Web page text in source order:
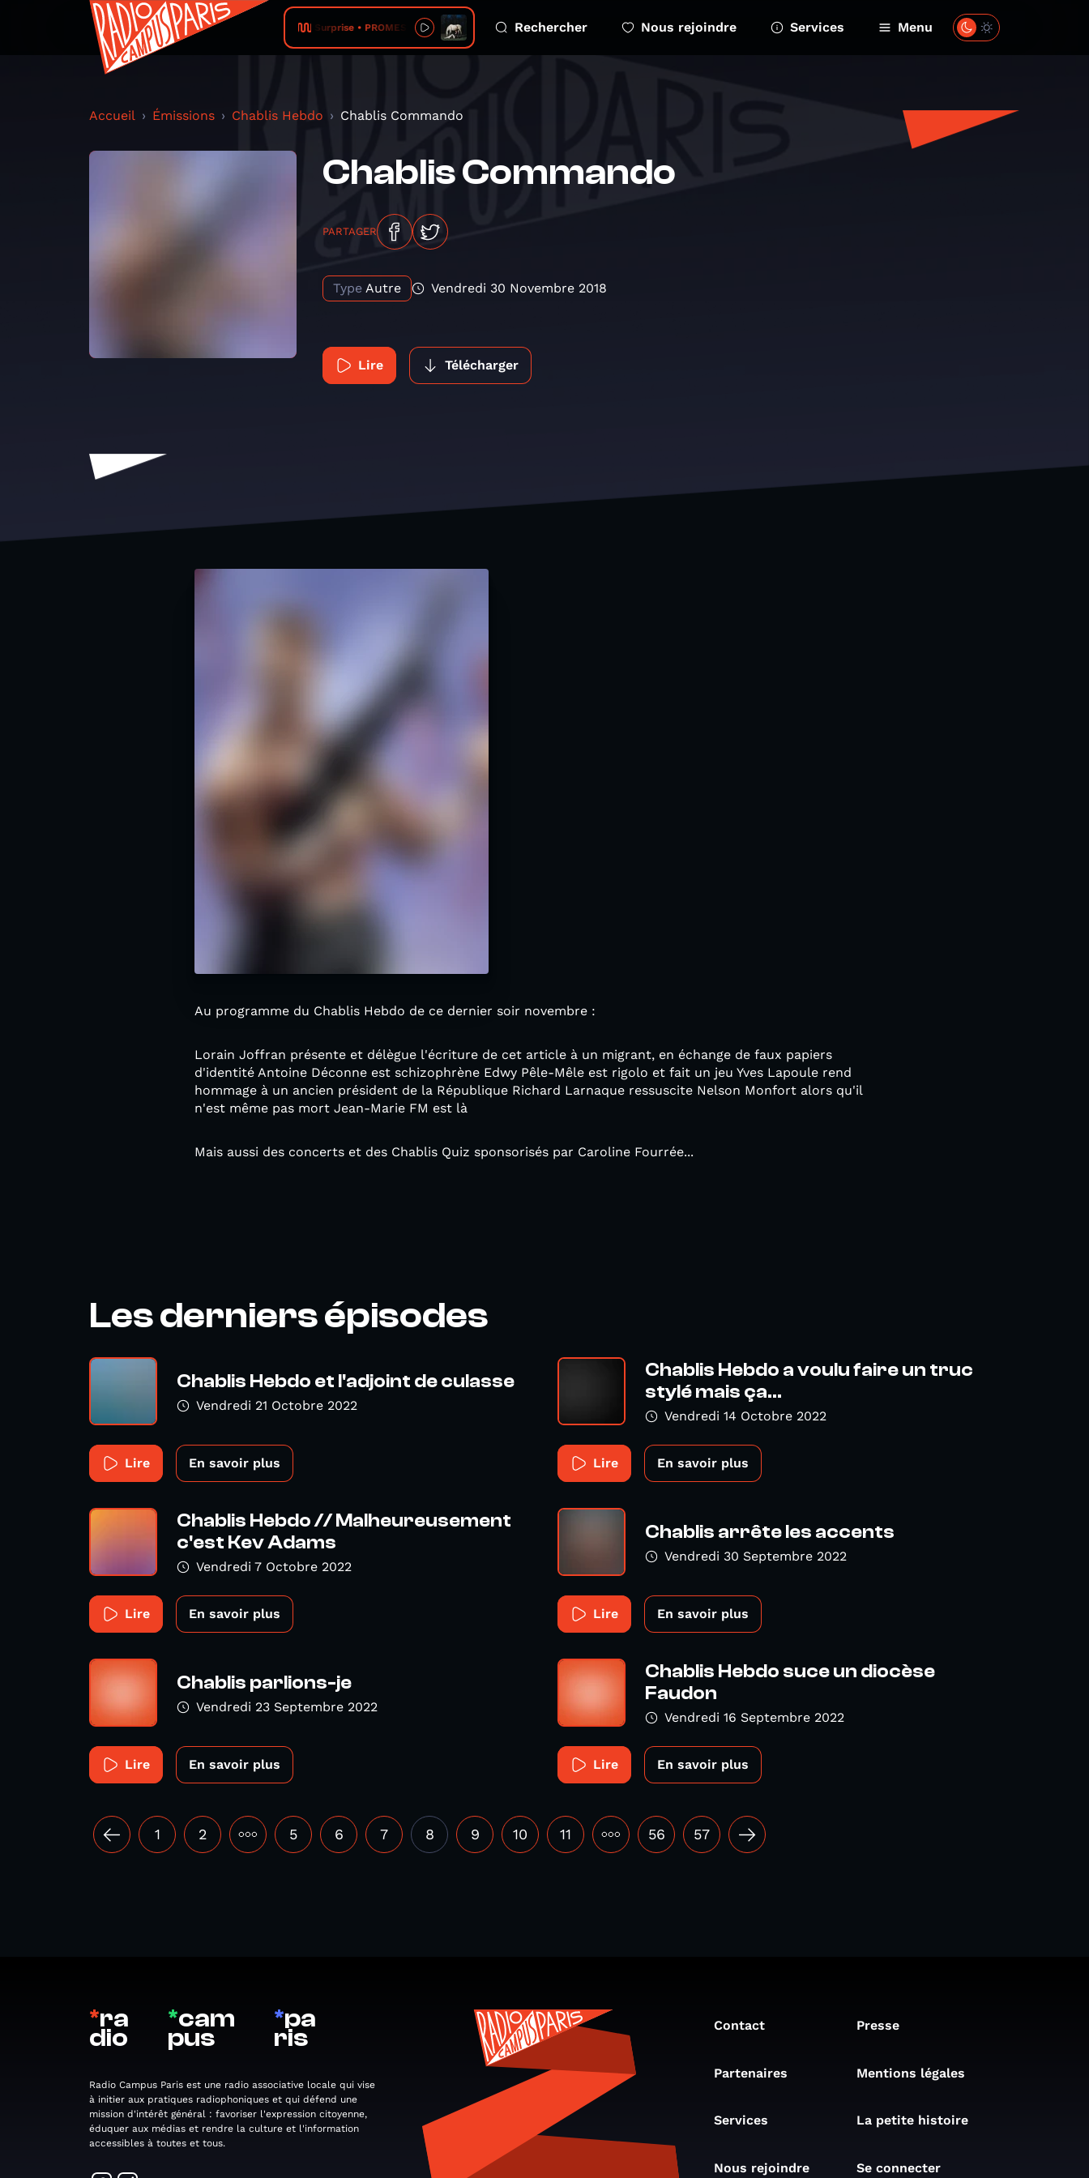
Surprise • PROMESSES Rechercher Nous rejoindre Services Menu
Accueil Émissions Chablis Hebdo Chablis Commando
Chablis Commando
PARTAGER
Type Autre Vendredi 30 Novembre 2018
Lire Télécharger
Au programme du Chablis Hebdo de ce dernier soir novembre :
Lorain Joffran présente et délègue l'écriture de cet article à un migrant, en échange de faux papiers
d'identité Antoine Déconne est schizophrène Edwy Pêle-Mêle est rigolo et fait un jeu Yves Lapoule rend
hommage à un ancien président de la République Richard Larnaque ressuscite Nelson Monfort alors qu'il
n'est même pas mort Jean-Marie FM est là
Mais aussi des concerts et des Chablis Quiz sponsorisés par Caroline Fourrée...
Les derniers épisodes
Chablis Hebdo et l'adjoint de culasse
Vendredi 21 Octobre 2022
Lire En savoir plus
Chablis Hebdo a voulu faire un truc
stylé mais ça...
Vendredi 14 Octobre 2022
Lire En savoir plus
Chablis Hebdo // Malheureusement
c'est Kev Adams
Vendredi 7 Octobre 2022
Lire En savoir plus
Chablis arrête les accents
Vendredi 30 Septembre 2022
Lire En savoir plus
Chablis parlions-je
Vendredi 23 Septembre 2022
Lire En savoir plus
Chablis Hebdo suce un diocèse
Faudon
Vendredi 16 Septembre 2022
Lire En savoir plus
1 2 ••• 5 6 7 8 9 10 11 ••• 56 57
*ra
dio
*cam
pus
*pa
ris
Radio Campus Paris est une radio associative locale qui vise
à initier aux pratiques radiophoniques et qui défend une
mission d'intérêt général : favoriser l'expression citoyenne,
éduquer aux médias et rendre la culture et l'information
accessibles à toutes et tous.
Contact Presse
Partenaires Mentions légales
Services La petite histoire
Nous rejoindre Se connecter